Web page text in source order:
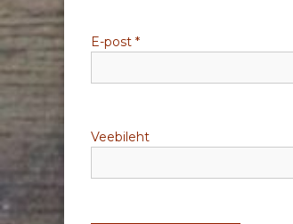
e
E-post *
Veebileht